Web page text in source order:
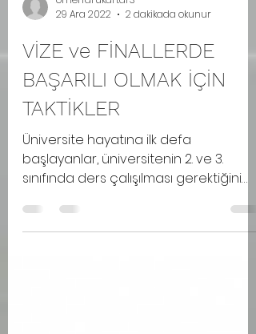
omerfarukartar3
VİZE ve FİNALLERDE
BAŞARILI OLMAK İÇİN
TAKTİKLER
Üniversite hayatına ilk defa
başlayanlar, üniversitenin 2. ve 3.
sınıfında ders çalışılması gerektiğini